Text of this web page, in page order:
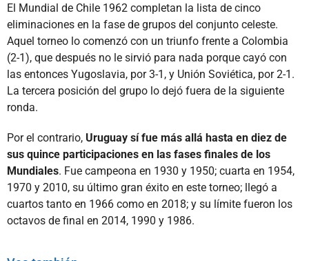
El Mundial de Chile 1962 completan la lista de cinco
eliminaciones en la fase de grupos del conjunto celeste.
Aquel torneo lo comenzó con un triunfo frente a Colombia
(2-1), que después no le sirvió para nada porque cayó con
las entonces Yugoslavia, por 3-1, y Unión Soviética, por 2-1.
La tercera posición del grupo lo dejó fuera de la siguiente
ronda.
Por el contrario, Uruguay sí fue más allá hasta en diez de
sus quince participaciones en las fases finales de los
Mundiales. Fue campeona en 1930 y 1950; cuarta en 1954,
1970 y 2010, su último gran éxito en este torneo; llegó a
cuartos tanto en 1966 como en 2018; y su límite fueron los
octavos de final en 2014, 1990 y 1986.